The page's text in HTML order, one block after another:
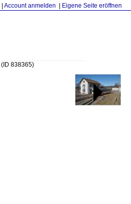
Account anmelden Eigene Seite eröffnen
(ID 838365)